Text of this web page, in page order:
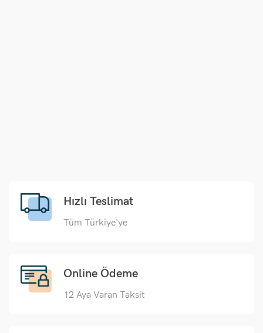
Hızlı Teslimat
Tüm Türkiye'ye
Online Ödeme
12 Aya Varan Taksit